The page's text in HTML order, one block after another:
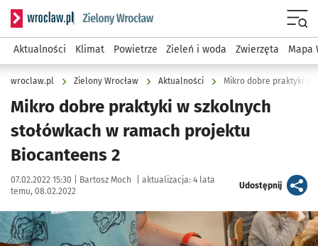
Serwis informacyjny wroclaw.pl podserwis: Środowisko we
Aktualności Klimat Powietrze Zieleń i woda Zwierzęta Mapa
wroclaw.pl Zielony Wrocław Aktualności Mikro dobre praktyki w
Mikro dobre praktyki w szkolnych
stołówkach w ramach projektu
Biocanteens 2
Data publikacji:
07.02.2022 15:30 | Autor:
Bartosz Moch aktualizacja: 4 lata
temu, 08.02.2022
Udostępnijartykuł
Kliknij, aby powiększyć